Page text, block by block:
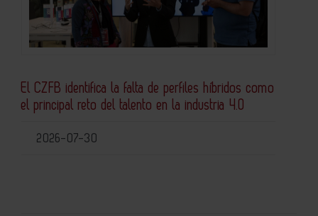
El CZFB identifica la falta de perfiles híbridos como
el principal reto del talento en la industria 4.0
2026-07-30